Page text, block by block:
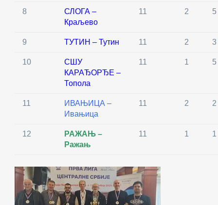
8
СЛОГА –
Краљево
11 2 5
9 ТУТИН – Тутин 11 2 3
10
СШУ
КАРАЂОРЂЕ –
Топола
11 1 5
11
ИВАЊИЦА –
Ивањица
11 2 2
12
РАЖАЊ –
Ражањ
11 1 1